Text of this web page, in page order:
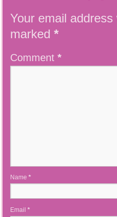
Your email
marked *
Comment *
Name *
Email *